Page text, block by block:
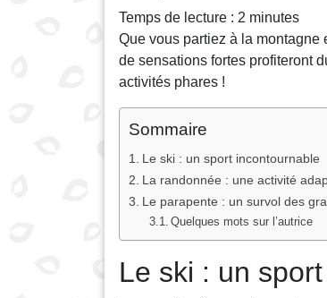
Temps de lecture : 2 minutes
Que vous partiez à la montagne
de sensations fortes profiteront
activités phares !
Sommaire
Le ski : un sport incontournable
La randonnée : une activité
Le parapente : un survol des
Quelques mots sur l’autrice
Le ski : un